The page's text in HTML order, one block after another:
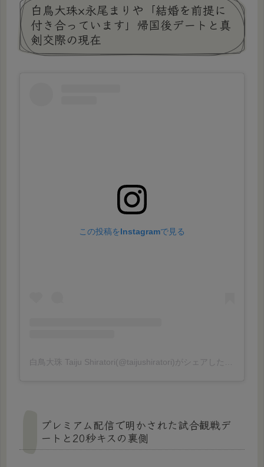
白鳥大珠×永尾まりや「結婚を前提に
付き合っています」帰国後デートと真
剣交際の現在
この投稿をInstagramで見る
プレミアム配信で明かされた試合観戦デ
ートと20秒キスの裏側